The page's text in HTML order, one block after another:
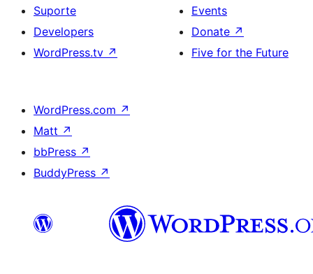
Suporte
Developers
WordPress.tv ↗
Events
Donate ↗
Five for the Future
WordPress.com ↗
Matt ↗
bbPress ↗
BuddyPress ↗